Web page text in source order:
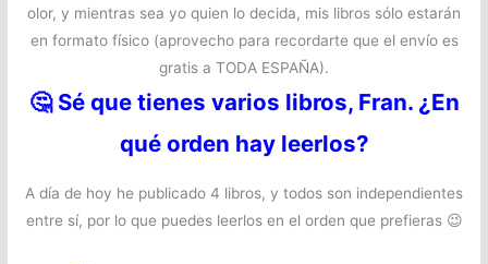
olor, y mientras sea yo quien lo decida, mis libros sólo estarán
en formato físico (aprovecho para recordarte que el envío es
gratis a TODA ESPAÑA).
🤔 Sé que tienes varios libros, Fran. ¿En
qué orden hay leerlos?
A día de hoy he publicado 4 libros, y todos son independientes
entre sí, por lo que puedes leerlos en el orden que prefieras 😉